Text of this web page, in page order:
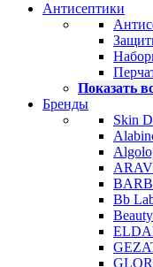
Антисептики
Показать
Бренды
Skin
Bb